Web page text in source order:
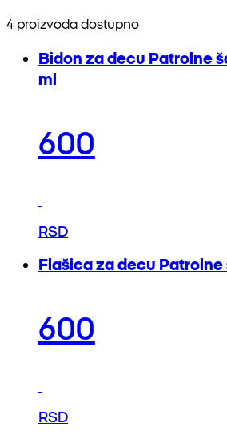
4 proizvoda dostupno
Bidon za decu Patrolne
ml
600
RSD
Flašica za decu Patrolne
600
RSD